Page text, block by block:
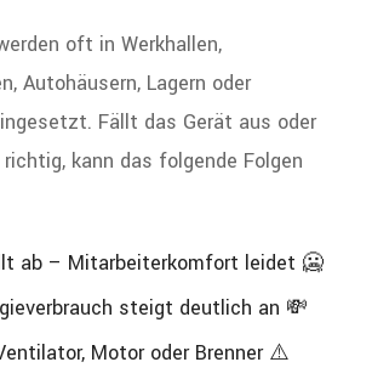
oft in Werkhallen,
Autohäusern, Lagern oder
Fällt das Gerät aus oder
kann das folgende Folgen
ab – Mitarbeiterkomfort leidet 🥶
steigt deutlich an 💸
Motor oder Brenner ⚠️